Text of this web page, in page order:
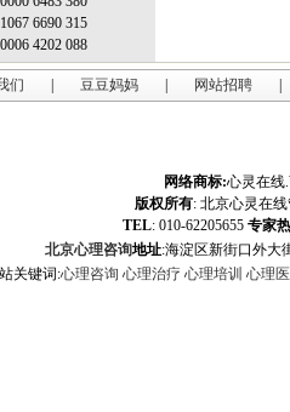
6690 315
4202 088
们 豆豆妈妈 网站招聘
网络商标:心灵在线
版权所有: 北京心灵在
TEL: 010-62205655 专家
北京心理咨询地址:海淀区新街口外大
关键词:心理咨询 心理治疗 心理培训 心理